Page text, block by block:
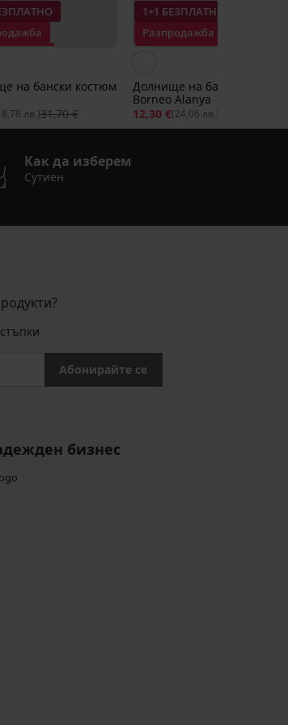
на бански костюм
лв.)31,70 €
1+1 БЕЗПЛАТНО
Разпродажба
Долнище на бански костюм
Borneo Alanya
12,30 €(24,06 лв.)
Как да изберем
Сутиен
Абонирайте се
бизнес